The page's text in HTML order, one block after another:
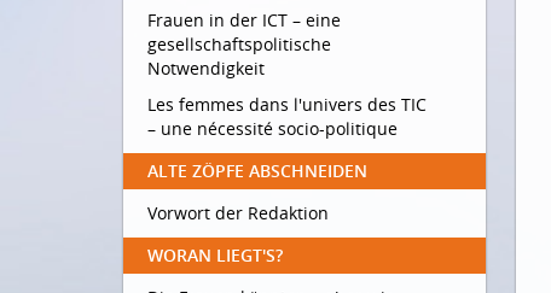
Frauen in der ICT – eine
gesellschaftspolitische
Notwendigkeit
Les femmes dans l'univers des TIC
– une nécessité socio-politique
ALTE ZÖPFE ABSCHNEIDEN
Vorwort der Redaktion
WORAN LIEGT'S?